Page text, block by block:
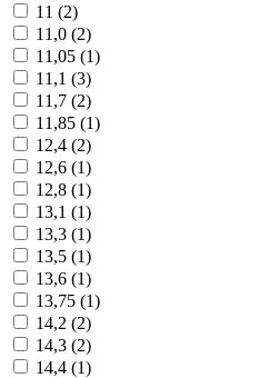
11 (2)
11,0 (2)
11,05 (1)
11,1 (3)
11,7 (2)
11,85 (1)
12,4 (2)
12,6 (1)
12,8 (1)
13,1 (1)
13,3 (1)
13,5 (1)
13,6 (1)
13,75 (1)
14,2 (2)
14,3 (2)
14,4 (1)